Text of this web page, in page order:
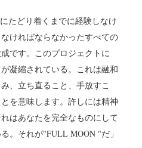
たどり着くまでに経験しなけ
ければならなかったすべての
です。このプロジェクトに
凝縮されている。これは融和
、立ち直ること、手放すこ
を意味します。許しには精神
はあなたを完全なものにして
。それが"FULL MOON "だ」